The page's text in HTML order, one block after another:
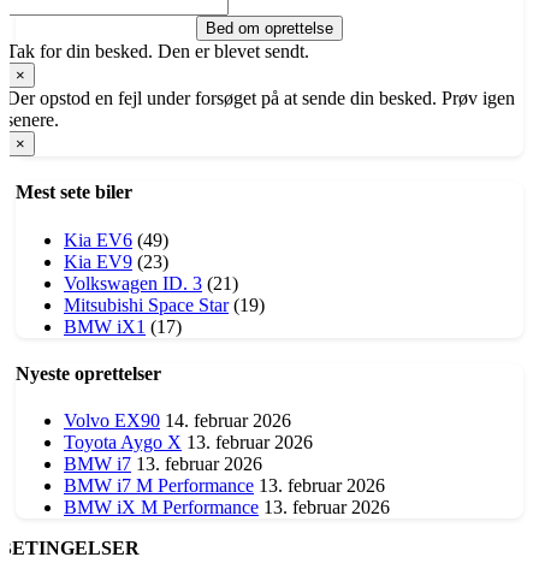
Bed om oprettelse
Tak for din besked. Den er blevet sendt.
×
Der opstod en fejl under forsøget på at sende din besked. Prøv igen
senere.
×
Mest sete biler
Kia EV6 (49)
Kia EV9 (23)
Volkswagen ID. 3 (21)
​Mitsubishi Space Star (19)
BMW iX1 (17)
Nyeste oprettelser
Volvo EX90 14. februar 2026
Toyota Aygo X 13. februar 2026
BMW i7 13. februar 2026
BMW i7 M Performance 13. februar 2026
BMW iX M Performance 13. februar 2026
BETINGELSER